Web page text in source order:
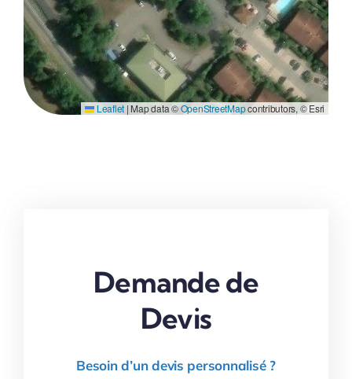
Leaflet |Map data ©OpenStreetMapcontributors, © Esri
Demande de
Devis
Besoin d’un devis personnalisé ?